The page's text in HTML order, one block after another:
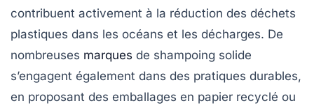
contribuent activement à la réduction des déchets
plastiques dans les océans et les décharges. De
nombreuses marques de shampoing solide
s’engagent également dans des pratiques durables,
en proposant des emballages en papier recyclé ou